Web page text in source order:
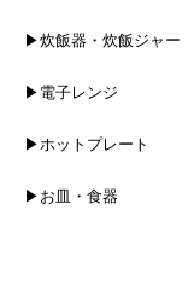
▶炊飯器・炊飯ジャー
▶電子レンジ
▶ホットプレート
▶お皿・食器